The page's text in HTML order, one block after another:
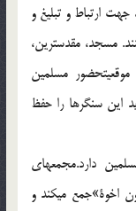
ارتباط و تبلیغ و
مسجد، مقدس‏ترین،
مسلمین
این سنگرها را حفظ
دارد.مجمع‏های
اخوة‏»جمع میکند و